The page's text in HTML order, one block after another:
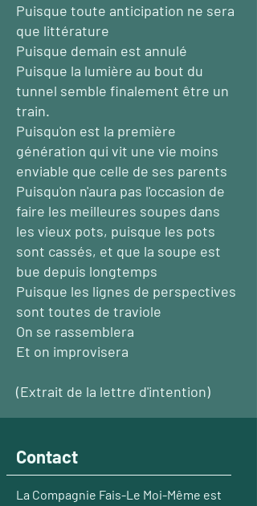
Puisque toute anticipation ne sera
que littérature
Puisque demain est annulé
Puisque la lumière au bout du
tunnel semble finalement être un
train.
Puisqu'on est la première
génération qui vit une vie moins
enviable que celle de ses parents
Puisqu'on n'aura pas l'occasion de
faire les meilleures soupes dans
les vieux pots, puisque les pots
sont cassés, et que la soupe est
bue depuis longtemps
Puisque les lignes de perspectives
sont toutes de traviole
On se rassemblera
Et on improvisera
(Extrait de la lettre d'intention)
Contact
La Compagnie Fais-Le Moi-Même est